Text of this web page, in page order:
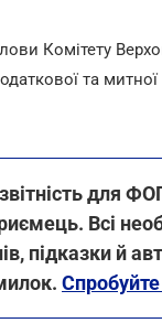
Комітету
та
для
Всі
підказки й